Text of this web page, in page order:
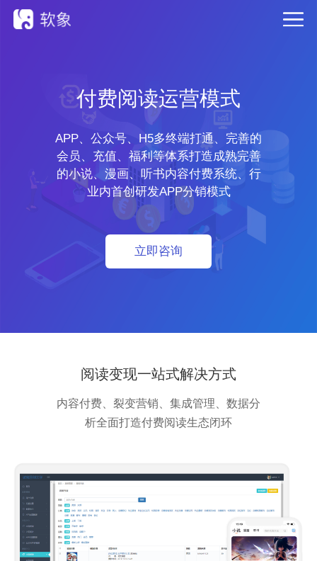
付费阅读运营模式
APP、公众号、H5多终端打通、完善的
会员、充值、福利等体系打造成熟完善
的小说、漫画、听书内容付费系统、行
业内首创研发APP分销模式
立即咨询
阅读变现一站式解决方式
内容付费、裂变营销、集成管理、数据分
析全面打造付费阅读生态闭环